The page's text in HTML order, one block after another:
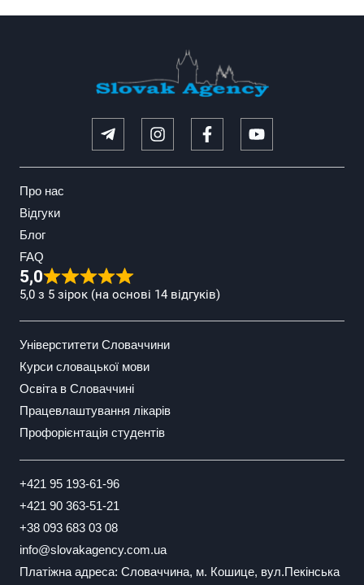
Про нас
Відгуки
Блог
FAQ
5,0
5,0 з 5 зірок (на основі 14 відгуків)
Універститети Словаччини
Курси словацької мови
Освіта в Словаччині
Працевлаштування лікарів
Профорієнтація студентів
+421 95 193-61-96
+421 90 363-51-21
+38 093 683 03 08
info@slovakagency.com.ua
Платіжна адреса: Словаччина, м. Кошице, вул.Пекінська